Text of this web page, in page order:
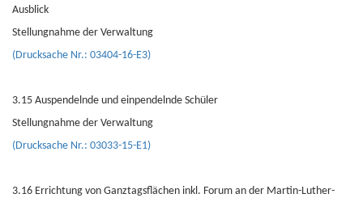
Ausblick
Stellungnahme der Verwaltung
(Drucksache Nr.: 03404-16-E3)
3.15 Auspendelnde und einpendelnde Schüler
Stellungnahme der Verwaltung
(Drucksache Nr.: 03033-15-E1)
3.16 Errichtung von Ganztagsflächen inkl. Forum an der Martin-Luther-